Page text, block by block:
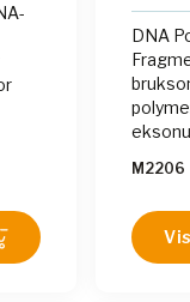
DNA
M2206